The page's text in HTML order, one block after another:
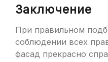
Заключение
При правильном
соблюдении всех
фасад прекрасно